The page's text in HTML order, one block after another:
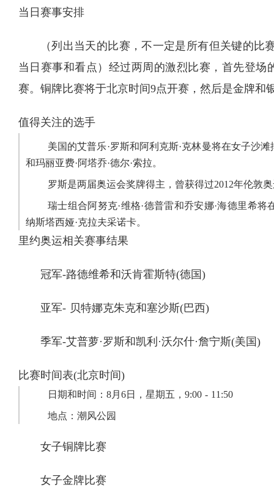
当日赛事安排
（列出当天的比赛，不一定是所有但关键的
当日赛事和看点）经过两周的激烈比赛，首先登
赛。铜牌比赛将于北京时间9点开赛，然后是金牌和
值得关注的选手
美国的艾普乐·罗斯和阿利克斯·克林曼将在女子沙
和玛丽亚费·阿塔乔·德尔·索拉。
罗斯是两届奥运会奖牌得主，曾获得过2012年伦敦
瑞士组合阿努克·维格·德普雷和乔安娜·海德里希
纳斯塔西娅·克拉夫采诺卡。
里约奥运相关赛事结果
冠军-路德维希和沃肯霍斯特(德国)
亚军- 贝特娜克朱克和塞沙斯(巴西)
季军-艾普萝·罗斯和凯利·沃尔什·詹宁斯(美国)
比赛时间表(北京时间)
日期和时间：8月6日，星期五，9:00 - 11:50
地点：潮风公园
女子铜牌比赛
女子金牌比赛